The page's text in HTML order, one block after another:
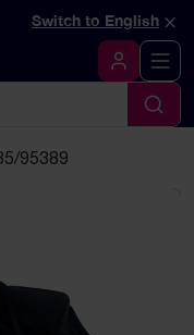
sida
Switch to English ×
Logga in
Sök
95389